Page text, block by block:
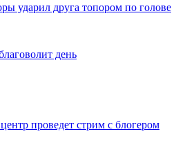
ударил друга топором по голове
день
проведет стрим с блогером